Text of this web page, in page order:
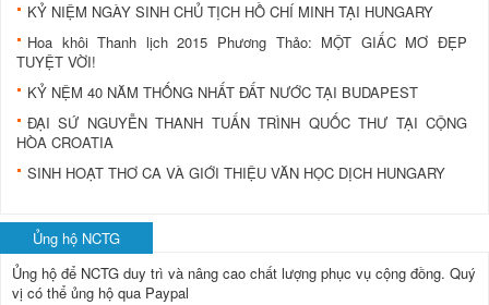
KỶ NIỆM NGÀY SINH CHỦ TỊCH HỒ CHÍ MINH TẠI HUNGARY
Hoa khôi Thanh lịch 2015 Phương Thảo: MỘT GIẤC MƠ ĐẸP
TUYỆT VỜI!
KỶ NỆM 40 NĂM THỐNG NHẤT ĐẤT NƯỚC TẠI BUDAPEST
ĐẠI SỨ NGUYỄN THANH TUẤN TRÌNH QUỐC THƯ TẠI CỘNG
HÒA CROATIA
SINH HOẠT THƠ CA VÀ GIỚI THIỆU VĂN HỌC DỊCH HUNGARY
Ủng hộ NCTG
Ủng hộ để NCTG duy trì và nâng cao chất lượng phục vụ cộng đồng. Quý
vị có thể ủng hộ qua Paypal